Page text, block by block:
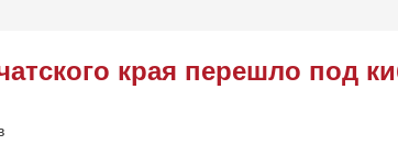
края перешло под